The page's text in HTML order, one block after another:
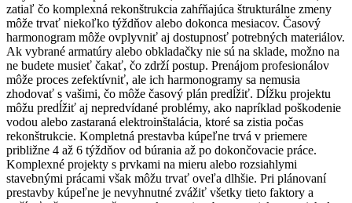
zatiaľ čo komplexná rekonštrukcia zahŕňajúca štrukturálne zmeny
môže trvať niekoľko týždňov alebo dokonca mesiacov. Časový
harmonogram môže ovplyvniť aj dostupnosť potrebných materiálov.
Ak vybrané armatúry alebo obkladačky nie sú na sklade, možno na
ne budete musieť čakať, čo zdrží postup. Prenájom profesionálov
môže proces zefektívniť, ale ich harmonogramy sa nemusia
zhodovať s vašimi, čo môže časový plán predĺžiť. Dĺžku projektu
môžu predĺžiť aj nepredvídané problémy, ako napríklad poškodenie
vodou alebo zastaraná elektroinštalácia, ktoré sa zistia počas
rekonštrukcie. Kompletná prestavba kúpeľne trvá v priemere
približne 4 až 6 týždňov od búrania až po dokončovacie práce.
Komplexné projekty s prvkami na mieru alebo rozsiahlymi
stavebnými prácami však môžu trvať oveľa dlhšie. Pri plánovaní
prestavby kúpeľne je nevyhnutné zvážiť všetky tieto faktory a